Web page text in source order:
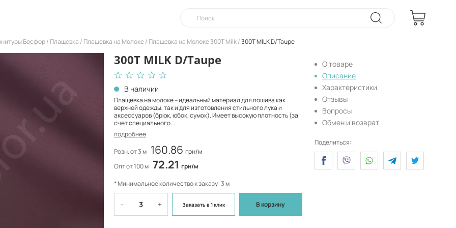
Босфор Плащевка Плащевка на Молоке Плащевка на Молоке 300T Milk 300T MILK D/Taupe
300T MILK D/Taupe
В наличии
Плащевка на молоке – идеальный материал для пошива как
верхней одежды, так и для изготовления стильного лука и
аксессуаров (брюк, юбок, сумок). Имеет высокую плотность (за
счет специального...
подробнее
Розн. от 3 м 160.86 грн/м
Опт от 100 м 72.21 грн/м
* Минимальное количество к заказу: 3 м
- + Заказатьв 1 клик В корзину
О товаре
Описание
Характеристики
Отзывы
Вопросы
Обмен и возврат
Поделиться: